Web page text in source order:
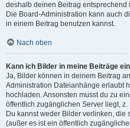
deshalb deinen Beitrag
Die Board-Administration kann auch
in einem Beitrag benutzen kannst.
Nach oben
Kann ich Bilder in meine Beiträge
Ja, Bilder können in deinem Beitrag
Administration Dateianhänge erlaubt
hochladen. Ansonsten musst du zu
öffentlich zugänglichen Server liegt,
Du kannst weder Bilder verlinken,
(außer es ist ein öffentlich